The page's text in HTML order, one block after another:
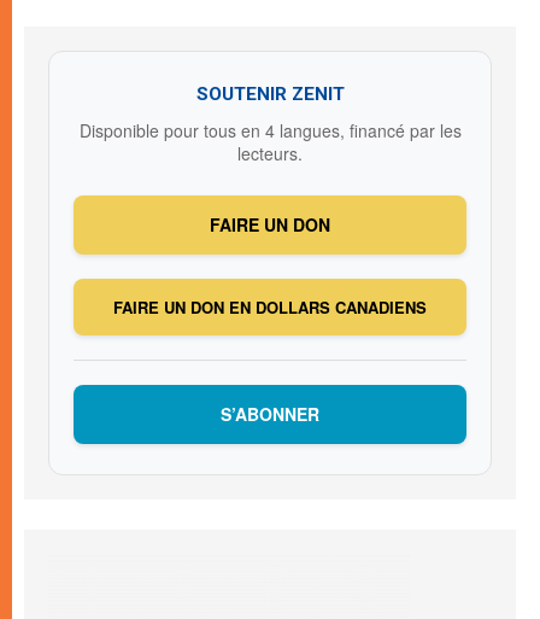
SOUTENIR ZENIT
Disponible pour tous en 4 langues, financé par les
lecteurs.
FAIRE UN DON
FAIRE UN DON EN DOLLARS CANADIENS
S’ABONNER